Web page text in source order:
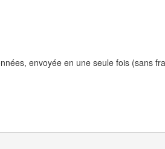
envoyée en une seule fois (sans